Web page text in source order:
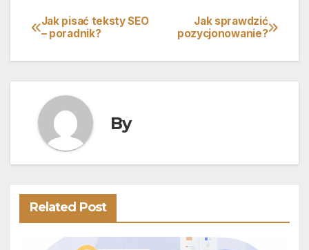
Nawigacja
wpisu
Jak sprawdzić
pozycjonowanie?
Jak pisać teksty SEO
– poradnik?
By
Related Post